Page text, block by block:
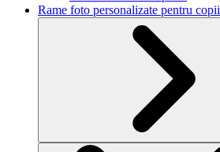
Rame foto personalizate pentru copii